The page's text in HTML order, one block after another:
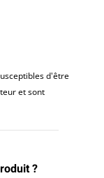
d'être
et sont
?